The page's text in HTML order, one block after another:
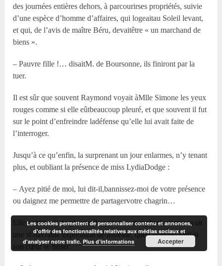
des journées entières dehors, à parcourirses propriétés, suivie
d’une espèce d’homme d’affaires, qui logeaitau Soleil levant,
et qui, de l’avis de maître Béru, devaitêtre « un marchand de
biens ».
– Pauvre fille !… disaitM. de Boursonne, ils finiront par la
tuer.
Il est sûr que souvent Raymond voyait àMlle Simone les yeux
rouges comme si elle eûtbeaucoup pleuré, et que souvent il fut
sur le point d’enfreindre ladéfense qu’elle lui avait faite de
l’interroger.
Jusqu’à ce qu’enfin, la surprenant un jour enlarmes, n’y tenant
plus, et oubliant la présence de miss LydiaDodge :
– Ayez pitié de moi, lui dit-il,bannissez-moi de votre présence
ou daignez me permettre de partagervotre chagrin…
Elle continuait de pleurer doucement, et saphysionomie avait
une si navrante expression de tristesse, queRaymond sentait
son cœur se briser.
Les cookies permettent de personnaliser contenu et annonces,
d'offrir des fonctionnalités relatives aux médias sociaux et
d'analyser notre trafic.Plus d’informations Accepter